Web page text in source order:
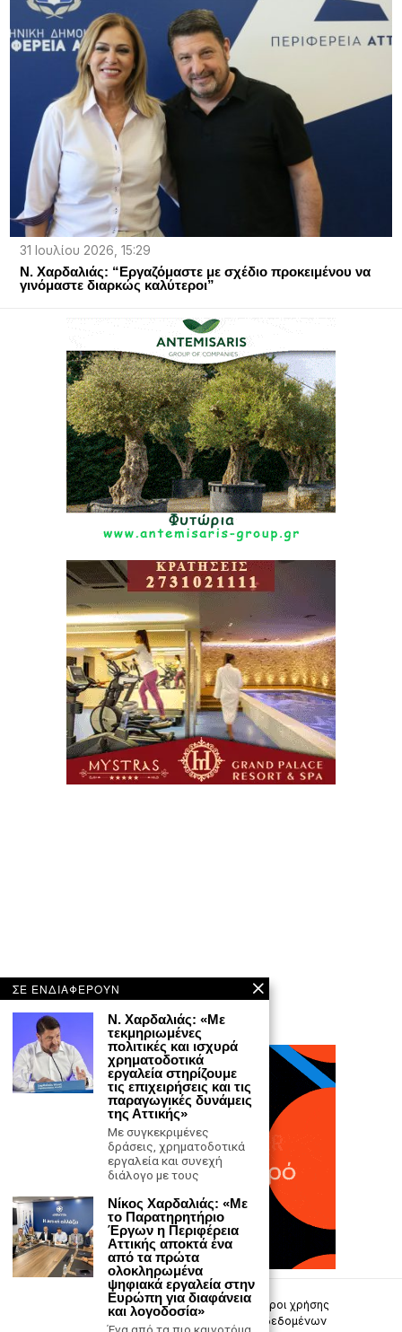
31 Ιουλίου 2026, 15:29
Ν. Χαρδαλιάς: “Εργαζόμαστε με σχέδιο προκειμένου να
γινόμαστε διαρκώς καλύτεροι”
Επικοινωνία Πολιτική Απορρήτου
Όροι χρήσης
Πολιτική προστασίας προσωπικών δεδομένων
ΣΕ ΕΝΔΙΑΦΕΡΟΥΝ
N. Χαρδαλιάς: «Με
τεκμηριωμένες
πολιτικές και ισχυρά
χρηματοδοτικά
εργαλεία στηρίζουμε
τις επιχειρήσεις και τις
παραγωγικές δυνάμεις
της Αττικής»
Με συγκεκριμένες
δράσεις, χρηματοδοτικά
εργαλεία και συνεχή
διάλογο με τους
Νίκος Χαρδαλιάς: «Με
το Παρατηρητήριο
Έργων η Περιφέρεια
Αττικής αποκτά ένα
από τα πρώτα
ολοκληρωμένα
ψηφιακά εργαλεία στην
Ευρώπη για διαφάνεια
και λογοδοσία»